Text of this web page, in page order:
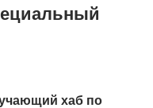
хаб по